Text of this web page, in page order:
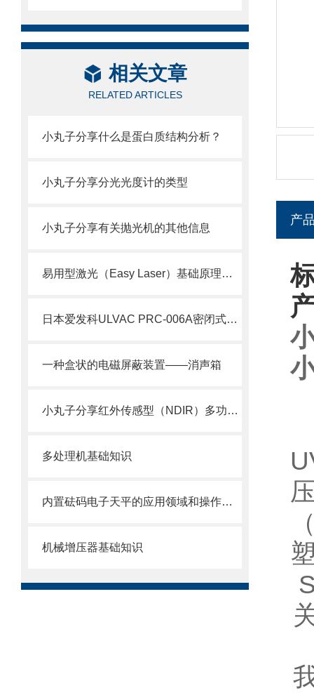
相关文章
RELATED ARTICLES
小丸子分享什么是蛋白质结构分析？
小丸子分享分光光度计的类型
小丸子分享有关抛光机的其他信息
易用型激光（Easy Laser）基础原理与核心技术解析
日本爱发科ULVAC PRC-006A密闭式电机罗茨泵技术介绍
一种盒状的电磁屏蔽装置——消声箱
小丸子分享红外传感型（NDIR）多功能高性能制冷剂气体检测仪DC-IR2
多处理机基础知识
内置砝码电子天平的应用领域和操作说明
机械增压器基础知识
产